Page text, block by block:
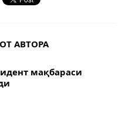
АВТОРА
мақбараси